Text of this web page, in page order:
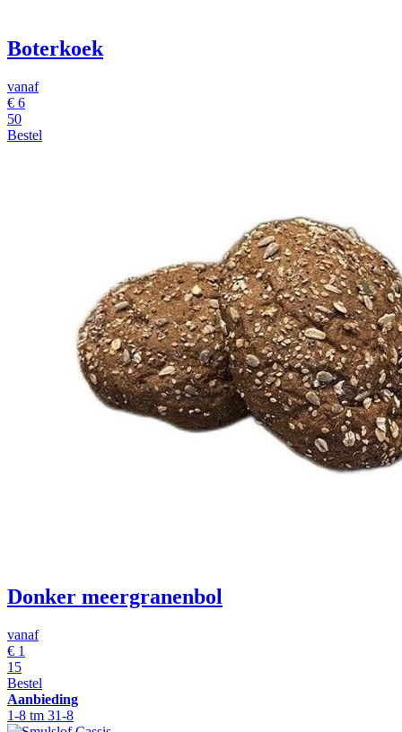
Boterkoek
vanaf
€ 6
50
Bestel
Donker meergranenbol
vanaf
€ 1
15
Bestel
Aanbieding
1-8 tm 31-8